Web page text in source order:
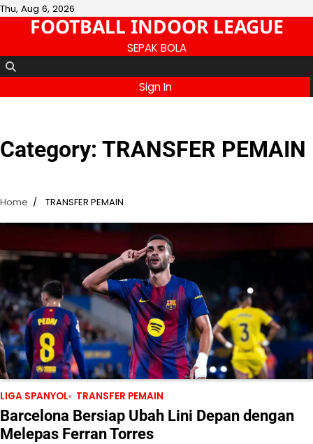
Skip
Thu, Aug 6, 2026
FOOTBALL INDOOR LEAGUE
SEPAK BOLA
Sign In
Category: TRANSFER PEMAIN
Home TRANSFER PEMAIN
LIGA SPANYOL TRANSFER PEMAIN
Barcelona Bersiap Ubah Lini Depan dengan
Melepas Ferran Torres